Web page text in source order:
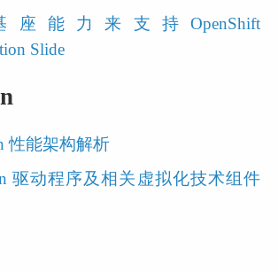
座能力来支持OpenShift
Slide
性能架构解析
驱动程序及相关虚拟化技术组件